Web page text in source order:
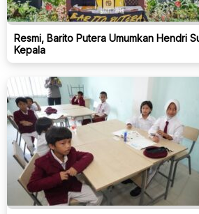
Resmi, Barito Putera Umumkan Hendri
Kepala